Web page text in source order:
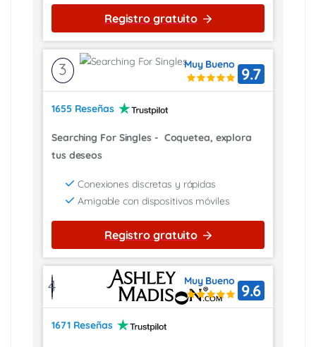
Registro gratuito
3
1655 Reseñas
Searching For Singles - Coquetea, explora
tus deseos
Conexiones discretas y rápidas
Amigable con dispositivos móviles
Muy Bueno 9.7
Registro gratuito
4
1671 Reseñas
Muy Bueno 9.6